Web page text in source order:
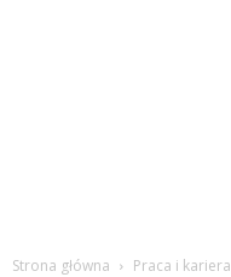
Strona główna Praca i kariera